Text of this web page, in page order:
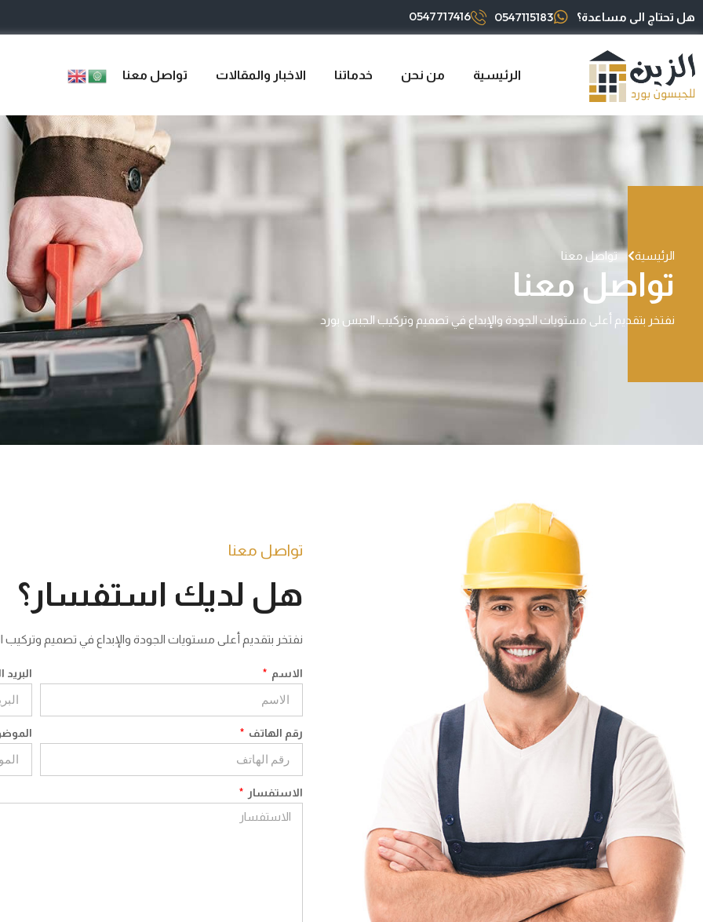
هل تحتاج الى مساعدة؟ 0547115183
0547717416
الرئيسية من نحن خدماتنا الاخبار والمقالات تواصل معنا
الرئيسية تواصل معنا
تواصل معنا
نفتخر بتقديم أعلى مستويات الجودة والإبداع في تصميم وتركيب الجبس بورد
تواصل معنا
هل لديك استفسار؟
نفتخر بتقديم أعلى مستويات الجودة والإبداع في تصميم وتركيب
الاسم البريد
رقم الهاتف
الاستفسار